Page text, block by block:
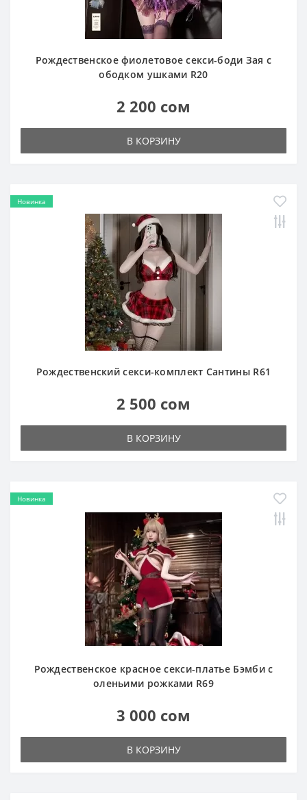
Рождественское фиолетовое секси-боди Зая с
ободком ушками R20
2 200 сом
В КОРЗИНУ
Новинка
Рождественский секси-комплект Сантины R61
2 500 сом
В КОРЗИНУ
Новинка
Рождественское красное секси-платье Бэмби с
оленьими рожками R69
3 000 сом
В КОРЗИНУ